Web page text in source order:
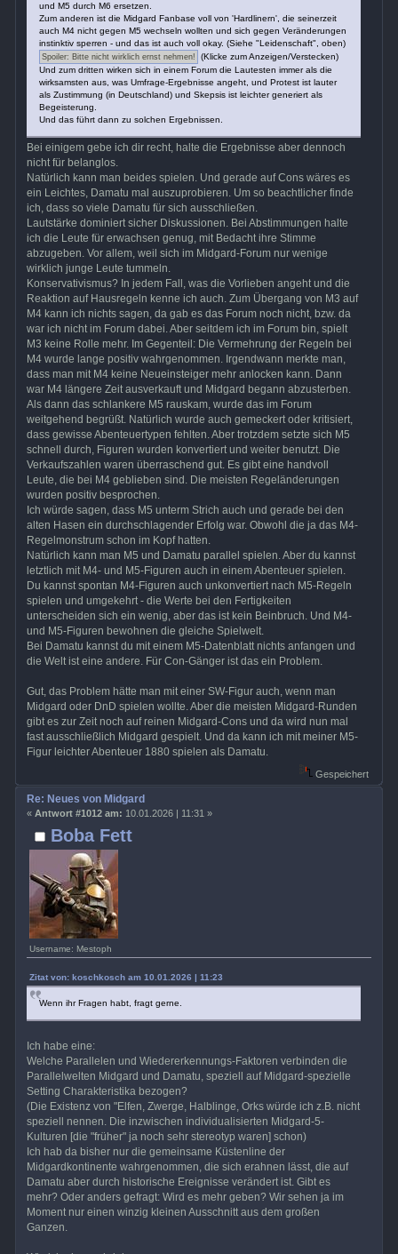
und M5 durch M6 ersetzen.
Zum anderen ist die Midgard Fanbase voll von 'Hardlinern', die seinerzeit
auch M4 nicht gegen M5 wechseln wollten und sich gegen Veränderungen
instinktiv sperren - und das ist auch voll okay. (Siehe "Leidenschaft", oben)
(Klicke zum Anzeigen/Verstecken)
Und zum dritten wirken sich in einem Forum die Lautesten immer als die
wirksamsten aus, was Umfrage-Ergebnisse angeht, und Protest ist lauter
als Zustimmung (in Deutschland) und Skepsis ist leichter generiert als
Begeisterung.
Und das führt dann zu solchen Ergebnissen.
Bei einigem gebe ich dir recht, halte die Ergebnisse aber dennoch
nicht für belanglos.
Natürlich kann man beides spielen. Und gerade auf Cons wäres es
ein Leichtes, Damatu mal auszuprobieren. Um so beachtlicher finde
ich, dass so viele Damatu für sich ausschließen.
Lautstärke dominiert sicher Diskussionen. Bei Abstimmungen halte
ich die Leute für erwachsen genug, mit Bedacht ihre Stimme
abzugeben. Vor allem, weil sich im Midgard-Forum nur wenige
wirklich junge Leute tummeln.
Konservativismus? In jedem Fall, was die Vorlieben angeht und die
Reaktion auf Hausregeln kenne ich auch. Zum Übergang von M3 auf
M4 kann ich nichts sagen, da gab es das Forum noch nicht, bzw. da
war ich nicht im Forum dabei. Aber seitdem ich im Forum bin, spielt
M3 keine Rolle mehr. Im Gegenteil: Die Vermehrung der Regeln bei
M4 wurde lange positiv wahrgenommen. Irgendwann merkte man,
dass man mit M4 keine Neueinsteiger mehr anlocken kann. Dann
war M4 längere Zeit ausverkauft und Midgard begann abzusterben.
Als dann das schlankere M5 rauskam, wurde das im Forum
weitgehend begrüßt. Natürlich wurde auch gemeckert oder kritisiert,
dass gewisse Abenteuertypen fehlten. Aber trotzdem setzte sich M5
schnell durch, Figuren wurden konvertiert und weiter benutzt. Die
Verkaufszahlen waren überraschend gut. Es gibt eine handvoll
Leute, die bei M4 geblieben sind. Die meisten Regeländerungen
wurden positiv besprochen.
Ich würde sagen, dass M5 unterm Strich auch und gerade bei den
alten Hasen ein durchschlagender Erfolg war. Obwohl die ja das M4-
Regelmonstrum schon im Kopf hatten.
Natürlich kann man M5 und Damatu parallel spielen. Aber du kannst
letztlich mit M4- und M5-Figuren auch in einem Abenteuer spielen.
Du kannst spontan M4-Figuren auch unkonvertiert nach M5-Regeln
spielen und umgekehrt - die Werte bei den Fertigkeiten
unterscheiden sich ein wenig, aber das ist kein Beinbruch. Und M4-
und M5-Figuren bewohnen die gleiche Spielwelt.
Bei Damatu kannst du mit einem M5-Datenblatt nichts anfangen und
die Welt ist eine andere. Für Con-Gänger ist das ein Problem.
Gut, das Problem hätte man mit einer SW-Figur auch, wenn man
Midgard oder DnD spielen wollte. Aber die meisten Midgard-Runden
gibt es zur Zeit noch auf reinen Midgard-Cons und da wird nun mal
fast ausschließlich Midgard gespielt. Und da kann ich mit meiner M5-
Figur leichter Abenteuer 1880 spielen als Damatu.
Gespeichert
Boba Fett
Username: Mestoph
Re: Neues von Midgard
« Antwort #1012 am: 10.01.2026 | 11:31 »
Zitat von: koschkosch am 10.01.2026 | 11:23
Wenn ihr Fragen habt, fragt gerne.
Ich habe eine:
Welche Parallelen und Wiedererkennungs-Faktoren verbinden die
Parallelwelten Midgard und Damatu, speziell auf Midgard-spezielle
Setting Charakteristika bezogen?
(Die Existenz von "Elfen, Zwerge, Halblinge, Orks würde ich z.B. nicht
speziell nennen. Die inzwischen individualisierten Midgard-5-
Kulturen [die "früher" ja noch sehr stereotyp waren] schon)
Ich hab da bisher nur die gemeinsame Küstenline der
Midgardkontinente wahrgenommen, die sich erahnen lässt, die auf
Damatu aber durch historische Ereignisse verändert ist. Gibt es
mehr? Oder anders gefragt: Wird es mehr geben? Wir sehen ja im
Moment nur einen winzig kleinen Ausschnitt aus dem großen
Ganzen.